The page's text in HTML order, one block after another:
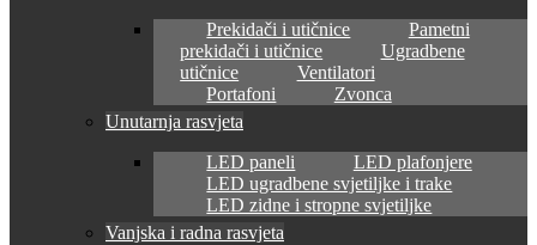
Prekidači i utičnice
Pametni
prekidači i utičnice
Ugradbene
utičnice
Ventilatori
Portafoni
Zvonca
Unutarnja rasvjeta
LED paneli
LED plafonjere
LED ugradbene svjetiljke i trake
LED zidne i stropne svjetiljke
Vanjska i radna rasvjeta